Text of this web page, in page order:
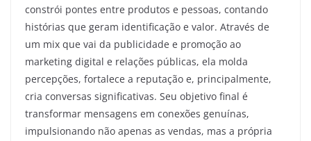
constrói pontes entre produtos e pessoas, contando
histórias que geram identificação e valor. Através de
um mix que vai da publicidade e promoção ao
marketing digital e relações públicas, ela molda
percepções, fortalece a reputação e, principalmente,
cria conversas significativas. Seu objetivo final é
transformar mensagens em conexões genuínas,
impulsionando não apenas as vendas, mas a própria